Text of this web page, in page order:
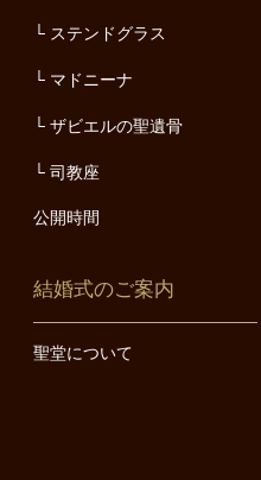
ステンドグラス
マドニーナ
ザビエルの聖遺骨
司教座
公開時間
結婚式のご案内
聖堂について